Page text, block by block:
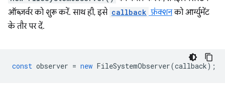
ऑब्ज़र्वर को शुरू करें. साथ ही, इसे callback फ़ंक्शनको आर्ग्युमेंट
के तौर पर दें.
const observer = new FileSystemObserver(callback);